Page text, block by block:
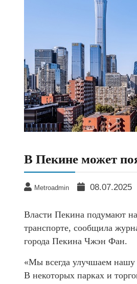
В Пекине может
Metroadmin 08.07.2025
Власти Пекина подумают
транспорте, сообщила
города Пекина Чжэн Фан.
«Мы всегда улучшаем нашу
В некоторых парках и